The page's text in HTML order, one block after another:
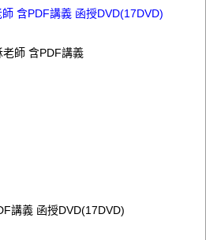
含PDF講義 函授DVD(17DVD)
師 含PDF講義
講義 函授DVD(17DVD)